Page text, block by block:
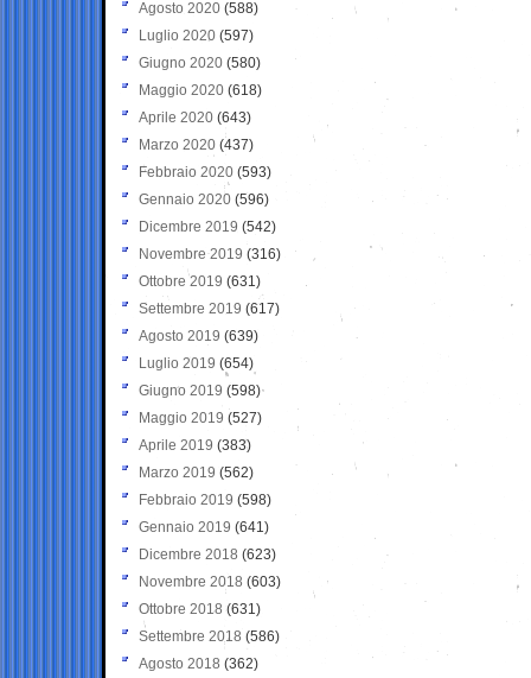
Agosto 2020 (588)
Luglio 2020 (597)
Giugno 2020 (580)
Maggio 2020 (618)
Aprile 2020 (643)
Marzo 2020 (437)
Febbraio 2020 (593)
Gennaio 2020 (596)
Dicembre 2019 (542)
Novembre 2019 (316)
Ottobre 2019 (631)
Settembre 2019 (617)
Agosto 2019 (639)
Luglio 2019 (654)
Giugno 2019 (598)
Maggio 2019 (527)
Aprile 2019 (383)
Marzo 2019 (562)
Febbraio 2019 (598)
Gennaio 2019 (641)
Dicembre 2018 (623)
Novembre 2018 (603)
Ottobre 2018 (631)
Settembre 2018 (586)
Agosto 2018 (362)